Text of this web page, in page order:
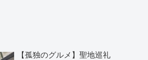
【孤独のグルメ】聖地巡礼